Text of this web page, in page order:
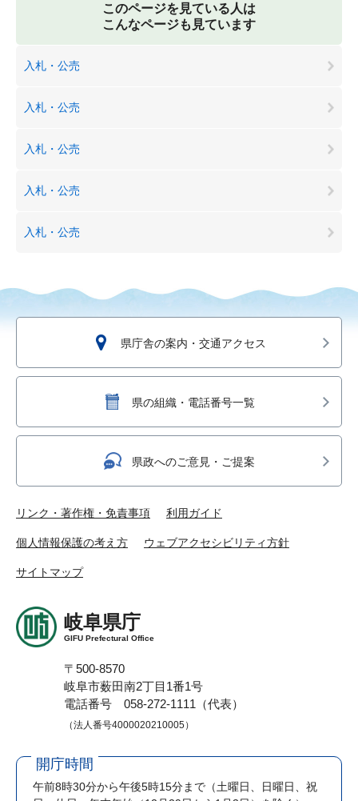
このページを見ている人は
こんなページも見ています
入札・公売
入札・公売
入札・公売
入札・公売
入札・公売
県庁舎の案内・交通アクセス
県の組織・電話番号一覧
県政へのご意見・ご提案
リンク・著作権・免責事項 利用ガイド
個人情報保護の考え方 ウェブアクセシビリティ方針
サイトマップ
岐阜県庁
GIFU Prefectural Office
〒500-8570
岐阜市薮田南2丁目1番1号
電話番号 058-272-1111（代表）
（法人番号4000020210005）
開庁時間
午前8時30分から午後5時15分まで （土曜日、日曜日、祝